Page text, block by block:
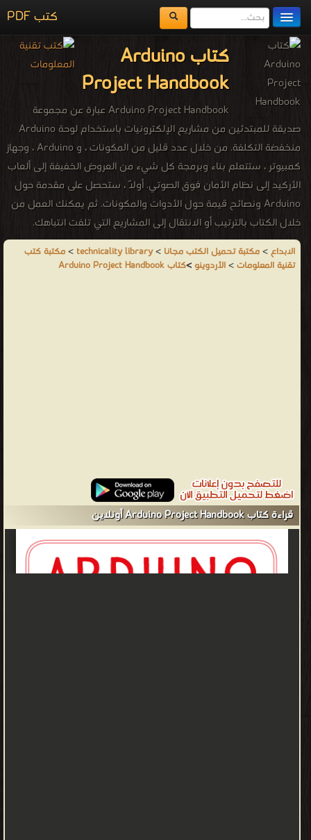
كتب PDF
مكتبة الكتب
المكتبات
يُقرأ حالياً
الفهرس
اضف كتاب
كتاب Arduino
Project Handbook
Arduino Project Handbook عبارة عن مجموعة
صديقة للمبتدئين من مشاريع الإلكترونيات باستخدام لوحة Arduino
منخفضة التكلفة. من خلال عدد قليل من المكونات ، و Arduino ، وجهاز
كمبيوتر ، ستتعلم بناء وبرمجة كل شيء من العروض الخفيفة إلى ألعاب
الأركيد إلى نظام الأمان فوق الصوتي. أولاً ، ستحصل على مقدمة حول
Arduino ونصائح قيمة حول الأدوات والمكونات. ثم يمكنك العمل من
خلال الكتاب بالترتيب أو الانتقال إلى المشاريع التي تلفت انتباهك.
يتضمن كل مشروع تعليمات بسيطة ، وصور ملونة ومخططات الدوائر ،
وجميع التعليمات البرمجية اللازمة. يعتبر Arduino Project Handbook
أبرزها ❞ Arduino Project Handbook, Volume: 25 Practical Projects
❝ ❞ Arduino Project Handbook, Volume 2 ❝ ❞ Arduino Project
Handbook ❝ الناشرين : ❞ No Starch Press ❝ ❱
من الأردوينو - مكتبة كتب تقنية المعلومات.
الابداع>مكتبة تحميل الكتب مجانا >
technicality library
>مكتبة كتب
تقنية المعلومات>الأردوينو >كتاب Arduino Project Handbook
قراءة كتاب Arduino Project Handbook أونلاين